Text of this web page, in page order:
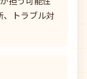
、トラブル対